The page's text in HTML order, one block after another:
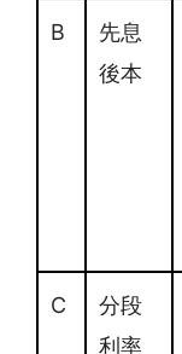
B
先息
後本
C
分段
利率